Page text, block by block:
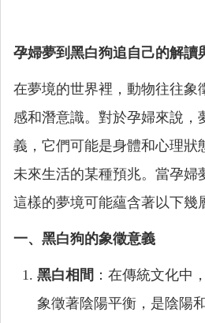
孕婦夢到黑白狗追自己的解讀
在夢境的世界裡，動物往往象
感和潛意識。對於孕婦來說，
義，它們可能是身體和心理狀
未來生活的某種預兆。當孕婦
這樣的夢境可能蘊含著以下幾
一、黑白狗的象徵意義
黑白相間 ：在傳統文化中
象徵著陰陽平衡，是陰陽